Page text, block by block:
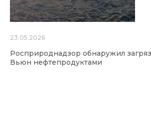
23.05.2026
Росприроднадзор обнаружил
Вьюн нефтепродуктами